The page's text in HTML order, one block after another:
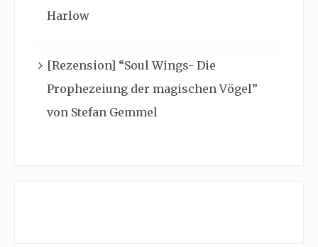
Harlow
[Rezension] “Soul Wings- Die
Prophezeiung der magischen Vögel”
von Stefan Gemmel